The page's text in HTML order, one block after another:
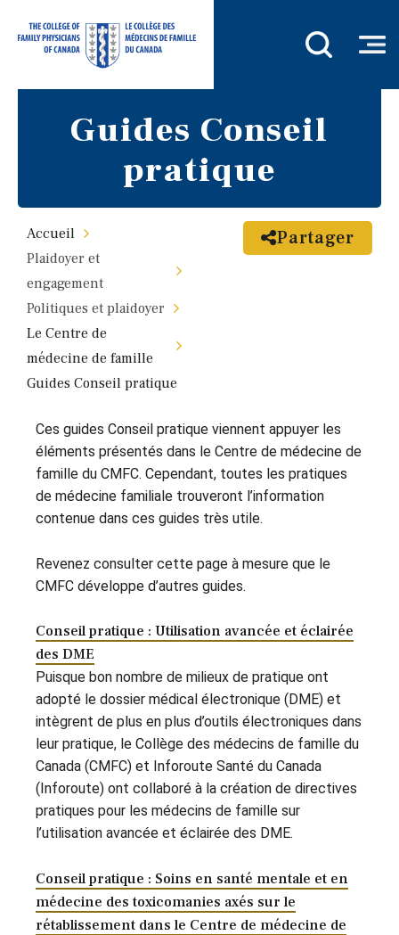
Guides Conseil
pratique
Accueil
Plaidoyer et
engagement
Politiques et plaidoyer
Le Centre de
médecine de famille
Guides Conseil pratique
Partager
Ces guides Conseil pratique viennent appuyer les
éléments présentés dans le Centre de médecine de
famille du CMFC. Cependant, toutes les pratiques
de médecine familiale trouveront l’information
contenue dans ces guides très utile.
Revenez consulter cette page à mesure que le
CMFC développe d’autres guides.
Conseil pratique : Utilisation avancée et éclairée
des DME
Puisque bon nombre de milieux de pratique ont
adopté le dossier médical électronique (DME) et
intègrent de plus en plus d’outils électroniques dans
leur pratique, le Collège des médecins de famille du
Canada (CMFC) et Inforoute Santé du Canada
(Inforoute) ont collaboré à la création de directives
pratiques pour les médecins de famille sur
l’utilisation avancée et éclairée des DME.
Conseil pratique : Soins en santé mentale et en
médecine des toxicomanies axés sur le
rétablissement dans le Centre de médecine de